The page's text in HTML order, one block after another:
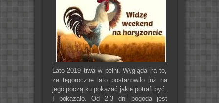
Lato 2019 trwa w pełni. Wygląda na to,
że tegoroczne lato postanowiło już na
jego początku pokazać jakie potrafi być.
I pokazało. Od 2-3 dni pogoda jest